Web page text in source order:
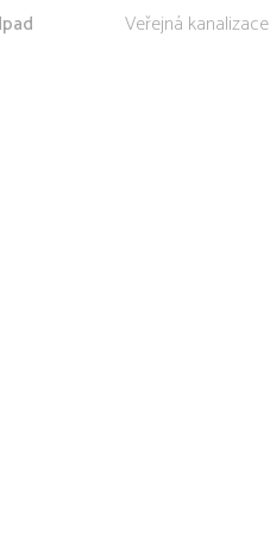
Veřejná kanalizace